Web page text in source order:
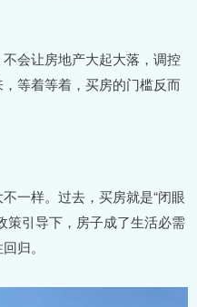
会让房地产大起大落，调控
等着等着，买房的门槛反而
一样。过去，买房就是“闭眼
策引导下，房子成了生活必需
归。